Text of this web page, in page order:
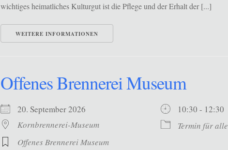
wichtiges heimatliches Kulturgut ist die Pflege und der Erhalt der [...]
WEITERE INFORMATIONEN
Offenes Brennerei Museum
20. September 2026
10:30 - 12:30
Kornbrennerei-Museum
Termin für alle
Offenes Brennerei Museum